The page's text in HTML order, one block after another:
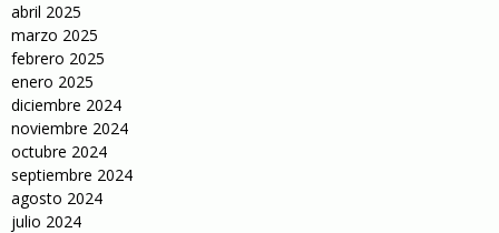
abril 2025
marzo 2025
febrero 2025
enero 2025
diciembre 2024
noviembre 2024
octubre 2024
septiembre 2024
agosto 2024
julio 2024